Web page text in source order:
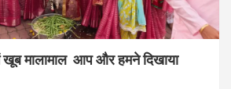
खूब मालामाल आप और हमने दिखाया